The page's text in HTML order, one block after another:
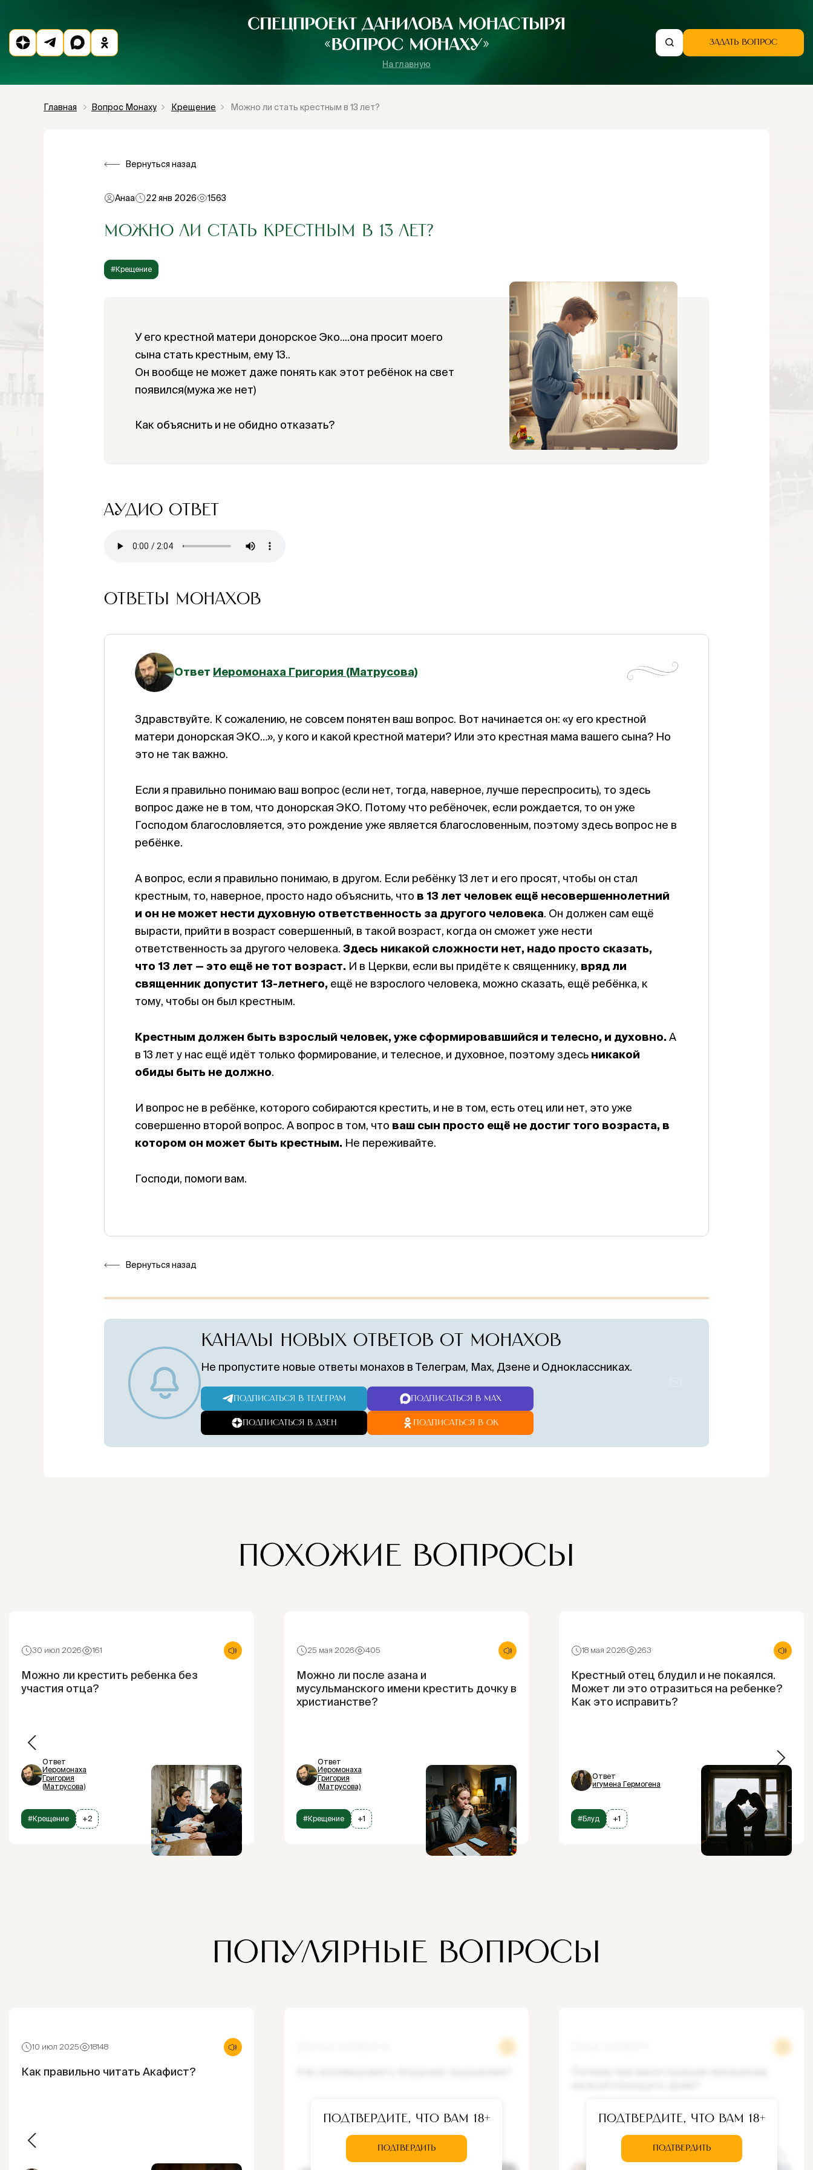
На главную
ЗАДАТЬ ВОПРОС
Главная Вопрос Монаху Крещение Можно ли стать крестным в 13 лет?
Вернуться назад
Анаа 22 янв 2026 1563
МОЖНО ЛИ СТАТЬ КРЕСТНЫМ В 13 ЛЕТ?
#Крещение
У его крестной матери донорское Эко....она просит моего
сына стать крестным, ему 13..
Он вообще не может даже понять как этот ребёнок на свет
появился(мужа же нет)
Как объяснить и не обидно отказать?
АУДИО ОТВЕТ
ОТВЕТЫ МОНАХОВ
Ответ Иеромонаха Григория (Матрусова)
Здравствуйте. К сожалению, не совсем понятен ваш вопрос. Вот начинается он: «у его крестной
матери донорская ЭКО…», у кого и какой крестной матери? Или это крестная мама вашего сына? Но
это не так важно.
Если я правильно понимаю ваш вопрос (если нет, тогда, наверное, лучше переспросить), то здесь
вопрос даже не в том, что донорская ЭКО. Потому что ребёночек, если рождается, то он уже
Господом благословляется, это рождение уже является благословенным, поэтому здесь вопрос не в
ребёнке.
А вопрос, если я правильно понимаю, в другом. Если ребёнку 13 лет и его просят, чтобы он стал
крестным, то, наверное, просто надо объяснить, что в 13 лет человек ещё несовершеннолетний
и он не может нести духовную ответственность за другого человека. Он должен сам ещё
вырасти, прийти в возраст совершенный, в такой возраст, когда он сможет уже нести
ответственность за другого человека. Здесь никакой сложности нет, надо просто сказать,
что 13 лет — это ещё не тот возраст. И в Церкви, если вы придёте к священнику, вряд ли
священник допустит 13-летнего, ещё не взрослого человека, можно сказать, ещё ребёнка, к
тому, чтобы он был крестным.
Крестным должен быть взрослый человек, уже сформировавшийся и телесно, и духовно. А
в 13 лет у нас ещё идёт только формирование, и телесное, и духовное, поэтому здесь никакой
обиды быть не должно.
И вопрос не в ребёнке, которого собираются крестить, и не в том, есть отец или нет, это уже
совершенно второй вопрос. А вопрос в том, что ваш сын просто ещё не достиг того возраста, в
котором он может быть крестным. Не переживайте.
Господи, помоги вам.
Вернуться назад
Поддержите служение монастыря — подайте
жертвователе.
Молитва
братии о вас
ежедневно
◈
Традиция
сугубого
поминовения
+
КАНАЛЫ НОВЫХ ОТВЕТОВ ОТ МОНАХОВ
Не пропустите новые ответы монахов в Телеграм, Max, Дзене и Одноклассниках.
ПОДПИСАТЬСЯ В ТЕЛЕГРАМ ПОДПИСАТЬСЯ В MAX
ПОДПИСАТЬСЯ В ДЗЕН ПОДПИСАТЬСЯ В ОК
ПОХОЖИЕ ВОПРОСЫ
30 июл 2026 161
Можно ли крестить ребенка без
участия отца?
Ответ
Иеромонаха
Григория
(Матрусова)
#Крещение +2
25 мая 2026 405
Можно ли после азана и
мусульманского имени крестить дочку в
христианстве?
Ответ
Иеромонаха
Григория
(Матрусова)
#Крещение +1
18 мая 2026 263
Крестный отец блудил и не покаялся.
Может ли это отразиться на ребенке?
Как это исправить?
Ответ
игумена Гермогена
#Блуд +1
ПОПУЛЯРНЫЕ ВОПРОСЫ
10 июл 2025 18148
Как правильно читать Акафист?
Подтвердите, что вам 18+
ПОДТВЕРДИТЬ
Подтвердите, что вам 18+
ПОДТВЕРДИТЬ